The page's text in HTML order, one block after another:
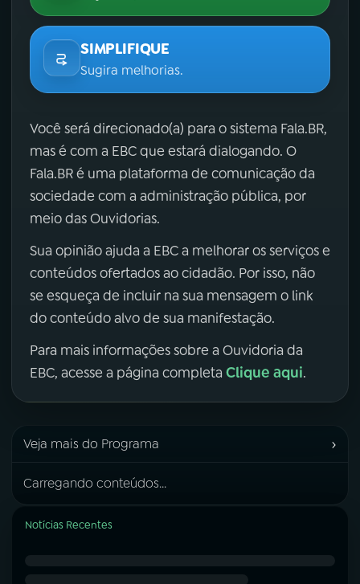
SIMPLIFIQUE
Sugira melhorias.
Você será direcionado(a) para o sistema Fala.BR,
mas é com a EBC que estará dialogando. O
Fala.BR é uma plataforma de comunicação da
sociedade com a administração pública, por
meio das Ouvidorias.
Sua opinião ajuda a EBC a melhorar os serviços e
conteúdos ofertados ao cidadão. Por isso, não
se esqueça de incluir na sua mensagem o link
do conteúdo alvo de sua manifestação.
Para mais informações sobre a Ouvidoria da
EBC, acesse a página completa Clique aqui.
Veja mais do Programa ›
Carregando conteúdos...
Notícias Recentes